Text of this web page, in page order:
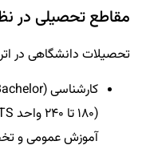
مقاطع تحصیلی در
تحصیلات دانشگاهی در
آموزش عمومی و